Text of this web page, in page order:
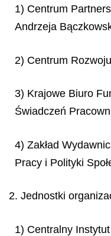
1) Centrum
Andrzeja
2) Centrum
3) Krajowe Biuro
Świadczeń
4) Zakład
Pracy i Polityki
2. Jednostki
1) Centralny